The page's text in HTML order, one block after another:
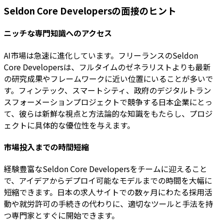
Seldon Core Developersの面接のヒント
ニッチな専門知識へのアクセス
AI市場は急速に進化しています。フリーランスのSeldon
Core Developersは、フルタイムのゼネラリストよりも最新
の研究成果やフレームワークに近い位置にいることが多いで
す。フィンテック、スマートシティ、政府のデジタルトラン
スフォーメーションプロジェクトで競争する日本企業にとっ
て、彼らは新鮮な視点と方法論的な知識をもたらし、プロジ
ェクトに具体的な優位性を与えます。
市場投入までの時間短縮
経験豊富なSeldon Core Developersをチームに迎えること
で、アイデアからデプロイ可能なモデルまでの時間を大幅に
短縮できます。日本の求人サイトでの数ヶ月にわたる採用活
動や就労許可の手続きの代わりに、適切なツールと手法を持
つ専門家とすぐに開始できます。